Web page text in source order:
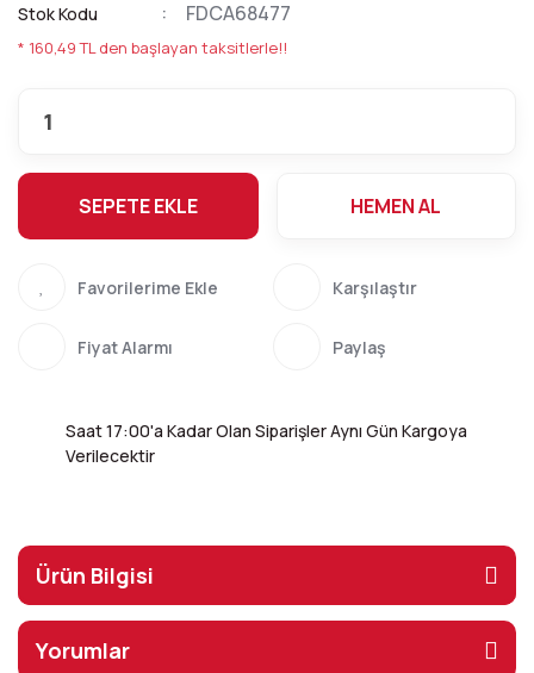
Stok Kodu FDCA68477
* 160,49 TL den başlayan taksitlerle!!
SEPETE EKLE HEMEN AL
Karşılaştır
Fiyat Alarmı Paylaş
Saat 17:00'a Kadar Olan Siparişler Aynı Gün Kargoya
Verilecektir
Ürün Bilgisi
Yorumlar